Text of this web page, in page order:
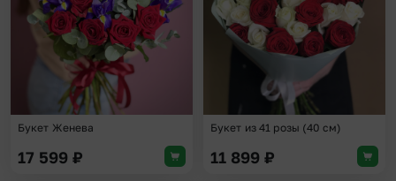
Букет Женева
17 599 ₽
Букет из 41 розы (40 см)
11 899 ₽